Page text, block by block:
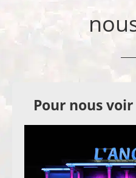
Pour nous voir